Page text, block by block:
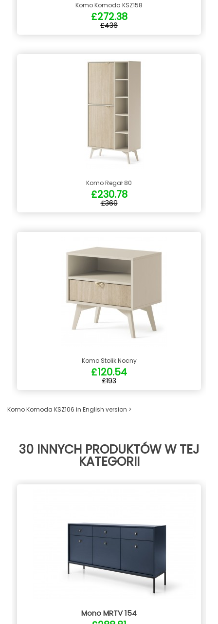
Komo Komoda KSZ158
£272.38
£436
Komo Regał 80
£230.78
£369
Komo Stolik Nocny
£120.54
£193
Komo Komoda KSZ106 in English version >
30 INNYCH PRODUKTÓW W TEJ
KATEGORII
Mono MRTV 154